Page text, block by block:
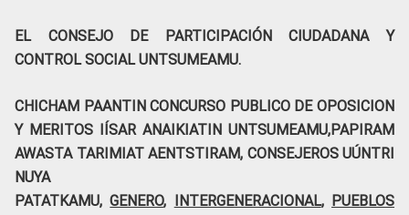
EL CONSEJO DE PARTICIPACIÓN CIUDADANA Y
CONTROL SOCIAL UNTSUMEAMU.
CHICHAM PAANTIN CONCURSO PUBLICO DE OPOSICION
Y MERITOS IÍSAR ANAIKIATIN UNTSUMEAMU,PAPIRAM
AWASTA TARIMIAT AENTSTIRAM, CONSEJEROS UÚNTRI
NUYA
PATATKAMU,GENERO, INTERGENERACIONAL, PUEBLOS